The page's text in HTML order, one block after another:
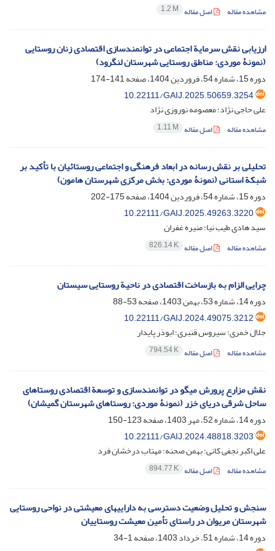
مشاهده مقاله اصل مقاله 1.2 M
ارزیابی نقش سرمایة اجتماعی در توانمندسازی اقتصادی زنان روستایی
(نمونۀ موردی: مناطق روستایی شهرستان لنگرود)
دوره 15، شماره 54، فروردین 1404، صفحه
141-174
10.22111/GAIJ.2025.50659.3254
علی حاجی نژاد؛ معصومه نوروزی نژاد
مشاهده مقاله اصل مقاله 1.11 M
تحلیلی بر نقش رسانه در ابعاد فرهنگی و اجتماعی روستائیان با تأکید بر
شبکة استانی (نمونۀ موردی: بخش مرکزی شهرستان هامون)
دوره 15، شماره 54، فروردین 1404، صفحه
175-202
10.22111/GAIJ.2025.49263.3220
سید هادی طیب نیا؛ منیره غفران
مشاهده مقاله اصل مقاله 826.14 K
چرایی الزام به بازساخت اقتصادی در ناحیة روستایی سیستان
دوره 14، شماره 53، بهمن 1403، صفحه
53-88
10.22111/GAIJ.2024.49075.3212
جلال خمری؛ سیروس قنبری؛ ابوذر پایدار
مشاهده مقاله اصل مقاله 794.54 K
نقش مزارع پرورش میگو در توانمندسازی و توسعة اقتصادی روستاهای
ساحل شرقی دریای خزر (نمونۀ موردی: روستاهای شهرستان گمیشان)
دوره 14، شماره 52، مهر 1403، صفحه
123-150
10.22111/GAIJ.2024.48818.3203
علی اکبر نجفی کانی؛ بهمن صحنه؛ مهتاب درخشان فرد
مشاهده مقاله اصل مقاله 894.77 K
سنجش و تحلیل وضعیت دسترسی به دارایی‏های معیشتی در نواحی روستایی
شهرستان مریوان در راستای تأمین معیشت روستاییان
دوره 14، شماره 51، خرداد 1403، صفحه
1-34